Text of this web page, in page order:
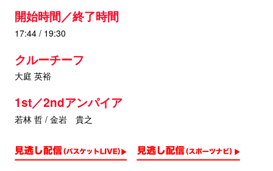
開始時間／終了時間
17:44 / 19:30
クルーチーフ
大庭 英裕
1st／2ndアンパイア
若林 哲 / 金岩 貴之